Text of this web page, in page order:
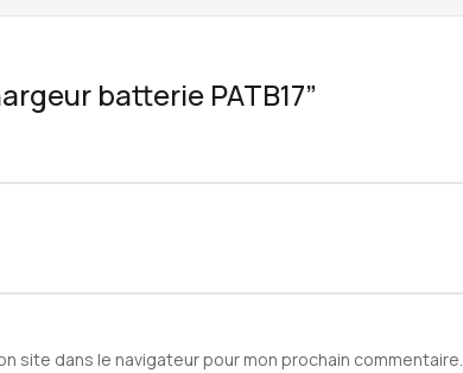
batterie PATB17”
site dans le navigateur pour mon prochain commentaire.